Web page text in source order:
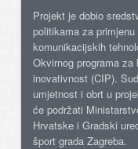
Projekt je dobio
politikama za
komunikacijskih
Okvirnog programa za
inovativnost (CIP).
umjetnost i obrt u
će podržati
Hrvatske i Gradski
šport grada Zagreba.